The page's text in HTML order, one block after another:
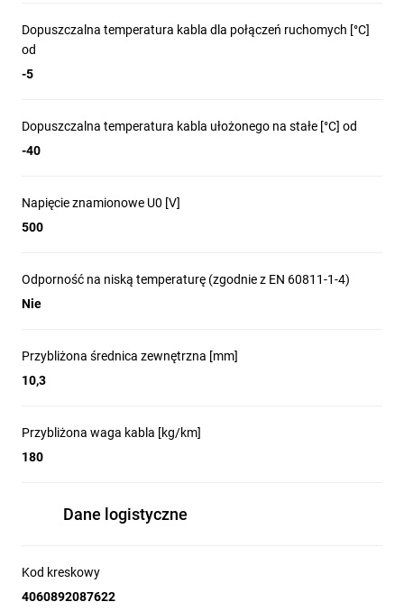
Dopuszczalna temperatura kabla dla połączeń ruchomych [°C]
od
-5
Dopuszczalna temperatura kabla ułożonego na stałe [°C] od
-40
Napięcie znamionowe U0 [V]
500
Odporność na niską temperaturę (zgodnie z EN 60811-1-4)
Nie
Przybliżona średnica zewnętrzna [mm]
10,3
Przybliżona waga kabla [kg/km]
180
Dane logistyczne
Kod kreskowy
4060892087622